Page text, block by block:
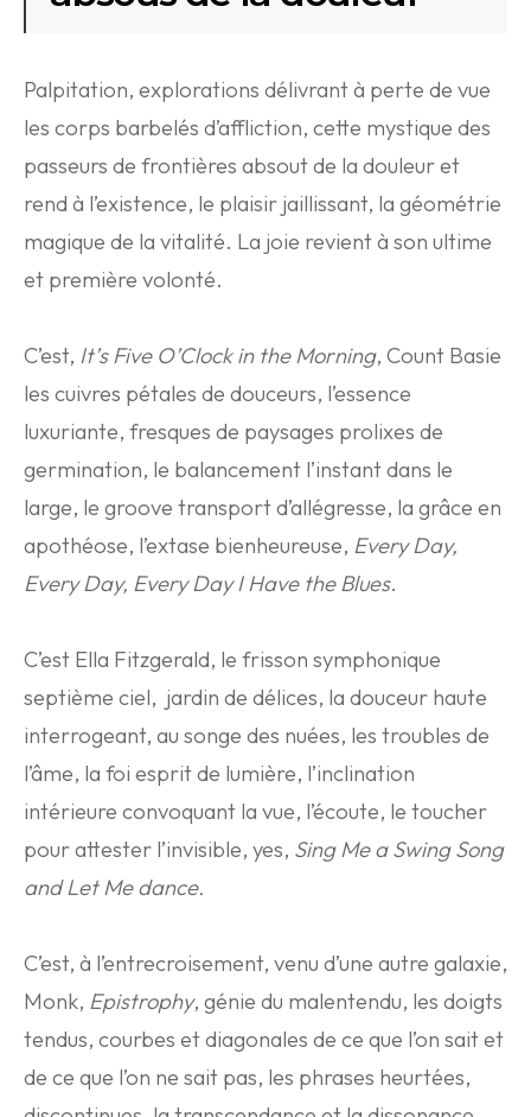
Palpitation, explorations délivrant à perte de vue
les corps barbelés d’affliction, cette mystique des
passeurs de frontières absout de la douleur et
rend à l’existence, le plaisir jaillissant, la géométrie
magique de la vitalité. La joie revient à son ultime
et première volonté.
C’est, It’s Five O’Clock in the Morning, Count Basie
les cuivres pétales de douceurs, l’essence
luxuriante, fresques de paysages prolixes de
germination, le balancement l’instant dans le
large, le groove transport d’allégresse, la grâce en
apothéose, l’extase bienheureuse, Every Day,
Every Day, Every Day I Have the Blues.
C’est Ella Fitzgerald, le frisson symphonique
septième ciel, jardin de délices, la douceur haute
interrogeant, au songe des nuées, les troubles de
l’âme, la foi esprit de lumière, l’inclination
intérieure convoquant la vue, l’écoute, le toucher
pour attester l’invisible, yes, Sing Me a Swing Song
and Let Me dance.
C’est, à l’entrecroisement, venu d’une autre galaxie,
Monk, Epistrophy, génie du malentendu, les doigts
tendus, courbes et diagonales de ce que l’on sait et
de ce que l’on ne sait pas, les phrases heurtées,